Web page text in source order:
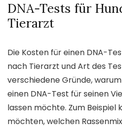
DNA-Tests für
Tierarzt
Die Kosten für einen DNA-
nach Tierarzt und Art des
verschiedene Gründe,
einen DNA-Test für seinen
lassen möchte. Zum Beispiel
möchten, welchen